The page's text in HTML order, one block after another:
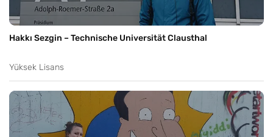
Hakkı Sezgin – Technische Universität Clausthal
Yüksek Lisans